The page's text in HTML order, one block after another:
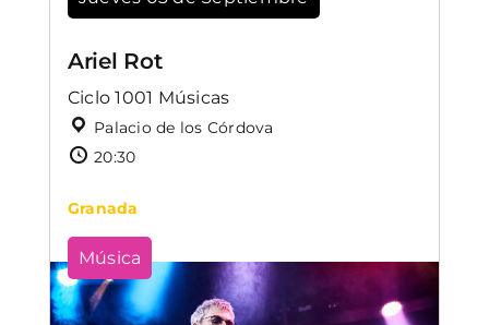
Ariel Rot
Ciclo 1001 Músicas
Palacio de los Córdova
20:30
Granada
Música